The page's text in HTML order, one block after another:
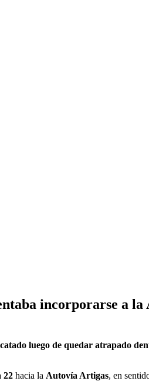
incorporarse a
luego de quedar atrapado
22 hacia la Autovía Artigas, en